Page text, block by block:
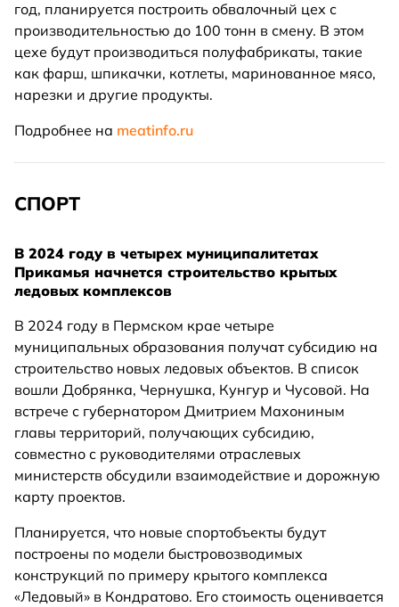
год, планируется построить обвалочный цех с
производительностью до 100 тонн в смену. В этом
цехе будут производиться полуфабрикаты, такие
как фарш, шпикачки, котлеты, маринованное мясо,
нарезки и другие продукты.
Подробнее на meatinfo.ru
СПОРТ
В 2024 году в четырех муниципалитетах
Прикамья начнется строительство крытых
ледовых комплексов
В 2024 году в Пермском крае четыре
муниципальных образования получат субсидию на
строительство новых ледовых объектов. В список
вошли Добрянка, Чернушка, Кунгур и Чусовой. На
встрече с губернатором Дмитрием Махониным
главы территорий, получающих субсидию,
совместно с руководителями отраслевых
министерств обсудили взаимодействие и дорожную
карту проектов.
Планируется, что новые спортобъекты будут
построены по модели быстровозводимых
конструкций по примеру крытого комплекса
«Ледовый» в Кондратово. Его стоимость оценивается